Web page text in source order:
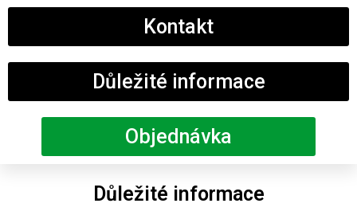
Kontakt
Důležité informace
Objednávka
Důležité informace